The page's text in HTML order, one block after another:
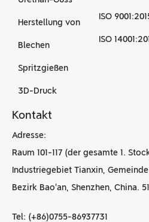
Herstellung von
Blechen
Spritzgießen
3D-Druck
ISO
ISO
Kontakt
Adresse:
Raum 101-117 (der gesamte 1.
Industriegebiet Tianxin,
Bezirk Bao'an, Shenzhen, China.
Tel: (+86)0755-86937731